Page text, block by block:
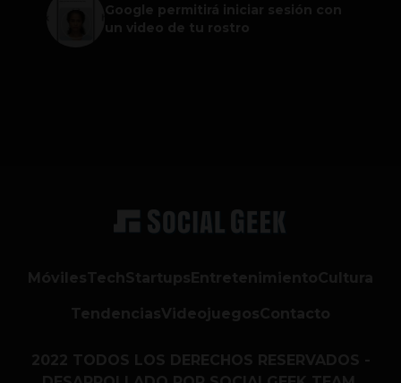
Google permitirá iniciar sesión con
un video de tu rostro